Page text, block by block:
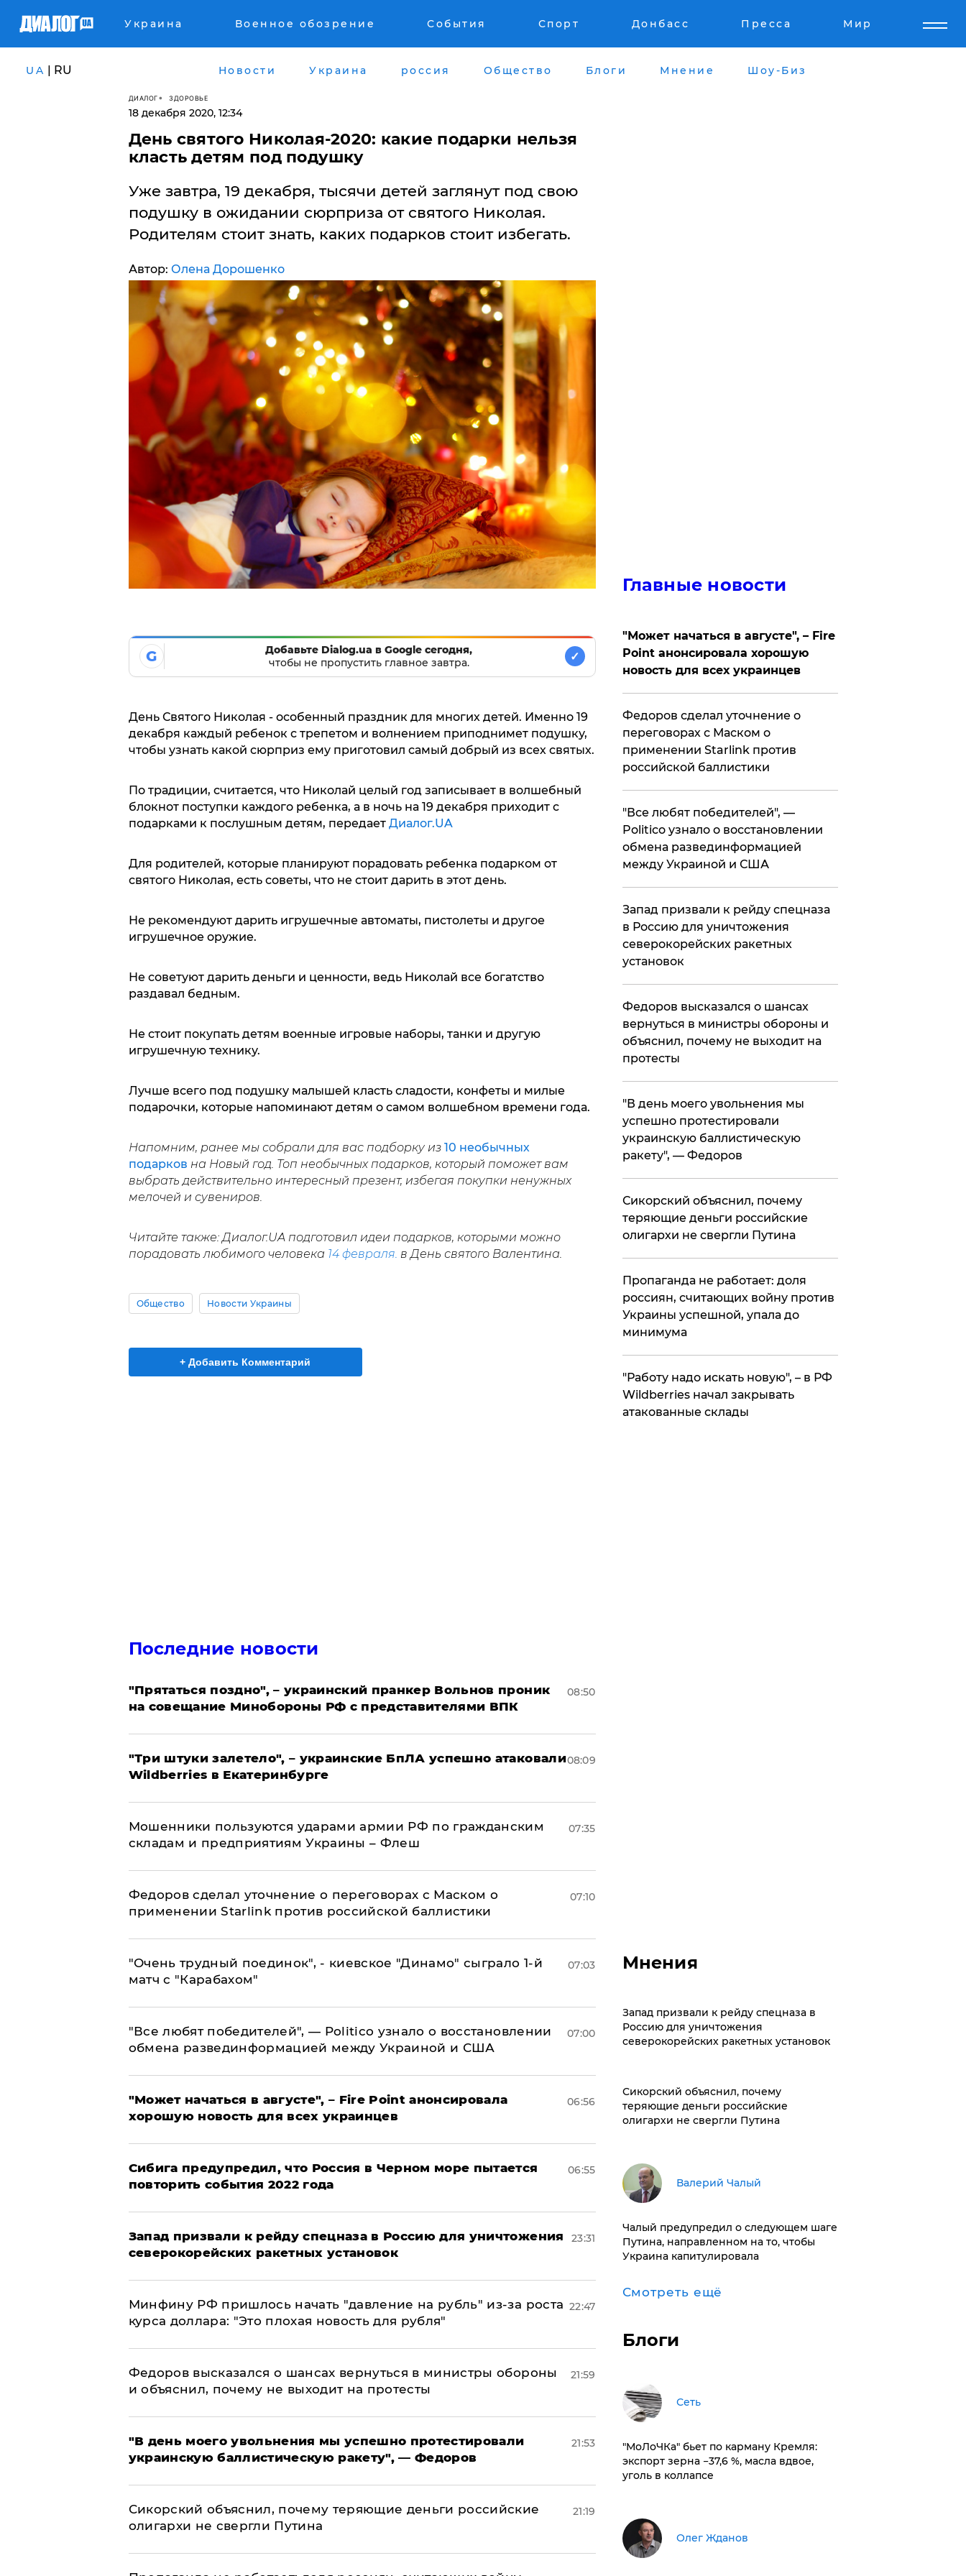
Украина Военное обозрение События Спорт Донбасс Пресса Мир
UA | RU Новости Украина россия Общество Блоги Мнение Шоу-Биз
ДИАЛОГ ЗДОРОВЬЕ
18 декабря 2020, 12:34
День святого Николая-2020: какие подарки нельзя
класть детям под подушку
Уже завтра, 19 декабря, тысячи детей заглянут под свою
подушку в ожидании сюрприза от святого Николая.
Родителям стоит знать, каких подарков стоит избегать.
Автор: Олена Дорошенко
G
Добавьте Dialog.ua в Google сегодня,
чтобы не пропустить главное завтра.
✓
День Святого Николая - особенный праздник для многих детей. Именно 19
декабря каждый ребенок с трепетом и волнением приподнимет подушку,
чтобы узнать какой сюрприз ему приготовил самый добрый из всех святых.
По традиции, считается, что Николай целый год записывает в волшебный
блокнот поступки каждого ребенка, а в ночь на 19 декабря приходит с
подарками к послушным детям, передает Диалог.UA
Для родителей, которые планируют порадовать ребенка подарком от
святого Николая, есть советы, что не стоит дарить в этот день.
Не рекомендуют дарить игрушечные автоматы, пистолеты и другое
игрушечное оружие.
Не советуют дарить деньги и ценности, ведь Николай все богатство
раздавал бедным.
Не стоит покупать детям военные игровые наборы, танки и другую
игрушечную технику.
Лучше всего под подушку малышей класть сладости, конфеты и милые
подарочки, которые напоминают детям о самом волшебном времени года.
Напомним, ранее мы собрали для вас подборку из 10 необычных
подарков на Новый год. Топ необычных подарков, который поможет вам
выбрать действительно интересный презент, избегая покупки ненужных
мелочей и сувениров.
Читайте также: Диалог.UA подготовил идеи подарков, которыми можно
порадовать любимого человека 14 февраля. в День святого Валентина.
Общество Новости Украины
+ Добавить Комментарий
Последние новости
"Прятаться поздно", – украинский пранкер Вольнов проник
на совещание Минобороны РФ с представителями ВПК
08:50
"Три штуки залетело", – украинские БпЛА успешно атаковали
Wildberries в Екатеринбурге
08:09
Мошенники пользуются ударами армии РФ по гражданским
складам и предприятиям Украины – Флеш
07:35
Федоров сделал уточнение о переговорах с Маском о
применении Starlink против российской баллистики
07:10
"Очень трудный поединок", - киевское "Динамо" сыграло 1-й
матч с "Карабахом"
07:03
​"Все любят победителей", — Politico узнало о восстановлении
обмена развединформацией между Украиной и США
07:00
"Может начаться в августе", – Fire Point анонсировала
хорошую новость для всех украинцев
06:56
Сибига предупредил, что Россия в Черном море пытается
повторить события 2022 года
06:55
Запад призвали к рейду спецназа в Россию для уничтожения
северокорейских ракетных установок
23:31
Минфину РФ пришлось начать "давление на рубль" из-за роста
курса доллара: "Это плохая новость для рубля"
22:47
Федоров высказался о шансах вернуться в министры обороны
и объяснил, почему не выходит на протесты
21:59
​"В день моего увольнения мы успешно протестировали
украинскую баллистическую ракету", — Федоров
21:53
Сикорский объяснил, почему теряющие деньги российские
олигархи не свергли Путина
21:19
Главные новости
"Может начаться в августе", – Fire
Point анонсировала хорошую
новость для всех украинцев
Федоров сделал уточнение о
переговорах с Маском о
применении Starlink против
российской баллистики
​"Все любят победителей", —
Politico узнало о восстановлении
обмена развединформацией
между Украиной и США
Запад призвали к рейду спецназа
в Россию для уничтожения
северокорейских ракетных
установок
Федоров высказался о шансах
вернуться в министры обороны и
объяснил, почему не выходит на
протесты
​"В день моего увольнения мы
успешно протестировали
украинскую баллистическую
ракету", — Федоров
Сикорский объяснил, почему
теряющие деньги российские
олигархи не свергли Путина
​Пропаганда не работает: доля
россиян, считающих войну против
Украины успешной, упала до
минимума
"Работу надо искать новую", – в РФ
Wildberries начал закрывать
атакованные склады
Мнения
Запад призвали к рейду спецназа в
Россию для уничтожения
северокорейских ракетных установок
Сикорский объяснил, почему
теряющие деньги российские
олигархи не свергли Путина
Валерий Чалый
Чалый предупредил о следующем шаге
Путина, направленном на то, чтобы
Украина капитулировала
Смотреть ещё
Блоги
Сеть
​"МоЛоЧКа" бьет по карману Кремля:
экспорт зерна −37,6 %, масла вдвое,
уголь в коллапсе
Олег Жданов